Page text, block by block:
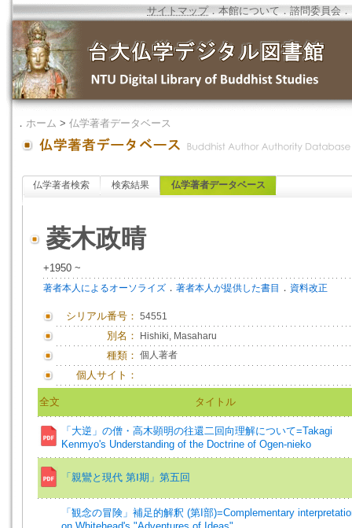
サイトマップ．本館について ．諮問委員会 ．
． ホーム > 仏学著者データベース
仏学著者検索 検索結果 仏学著者データベース
菱木政晴
+1950 ~
著者本人によるオーソライズ ． 著者本人が提供した書目 ． 資料改正
シリアル番号： 54551
別名： Hishiki, Masaharu
種類： 個人著者
個人サイト：
全文 タイトル
「大逆」の僧・高木顕明の往還二回向理解について=Takagi
Kenmyo's Understanding of the Doctrine of Ogen-nieko
「親鸞と現代 第Ⅰ期」第五回
「観念の冒険」補足的解釈 (第I部)=Complementary